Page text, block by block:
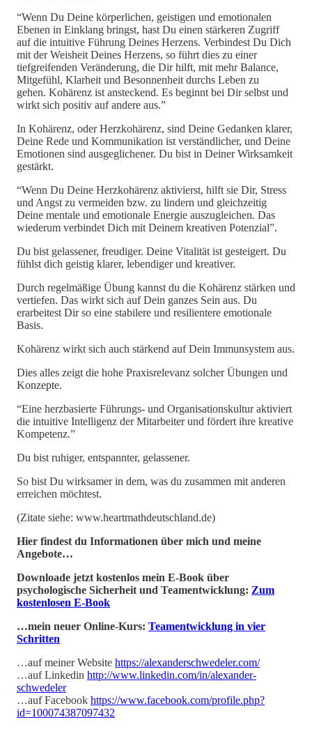
“Wenn Du Deine körperlichen, geistigen und emotionalen
Ebenen in Einklang bringst, hast Du einen stärkeren Zugriff
auf die intuitive Führung Deines Herzens. Verbindest Du Dich
mit der Weisheit Deines Herzens, so führt dies zu einer
tiefgreifenden Veränderung, die Dir hilft, mit mehr Balance,
Mitgefühl, Klarheit und Besonnenheit durchs Leben zu
gehen. Kohärenz ist ansteckend. Es beginnt bei Dir selbst und
wirkt sich positiv auf andere aus.”
In Kohärenz, oder Herzkohärenz, sind Deine Gedanken klarer,
Deine Rede und Kommunikation ist verständlicher, und Deine
Emotionen sind ausgeglichener. Du bist in Deiner Wirksamkeit
gestärkt.
“Wenn Du Deine Herzkohärenz aktivierst, hilft sie Dir, Stress
und Angst zu vermeiden bzw. zu lindern und gleichzeitig
Deine mentale und emotionale Energie auszugleichen. Das
wiederum verbindet Dich mit Deinem kreativen Potenzial”.
Du bist gelassener, freudiger. Deine Vitalität ist gesteigert. Du
fühlst dich geistig klarer, lebendiger und kreativer.
Durch regelmäßige Übung kannst du die Kohärenz stärken und
vertiefen. Das wirkt sich auf Dein ganzes Sein aus. Du
erarbeitest Dir so eine stabilere und resilientere emotionale
Basis.
Kohärenz wirkt sich auch stärkend auf Dein Immunsystem aus.
Dies alles zeigt die hohe Praxisrelevanz solcher Übungen und
Konzepte.
“Eine herzbasierte Führungs- und Organisationskultur aktiviert
die intuitive Intelligenz der Mitarbeiter und fördert ihre kreative
Kompetenz.”
Du bist ruhiger, entspannter, gelassener.
So bist Du wirksamer in dem, was du zusammen mit anderen
erreichen möchtest.
(Zitate siehe: www.heartmathdeutschland.de)
Hier findest du Informationen über mich und meine
Angebote…
Downloade jetzt kostenlos mein E-Book über
psychologische Sicherheit und Teamentwicklung: Zum
kostenlosen E-Book
…mein neuer Online-Kurs: Teamentwicklung in vier
Schritten
…auf meiner Website https://alexanderschwedeler.com/
…auf Linkedin http://www.linkedin.com/in/alexander-
schwedeler
…auf Facebook https://www.facebook.com/profile.php?
id=100074387097432